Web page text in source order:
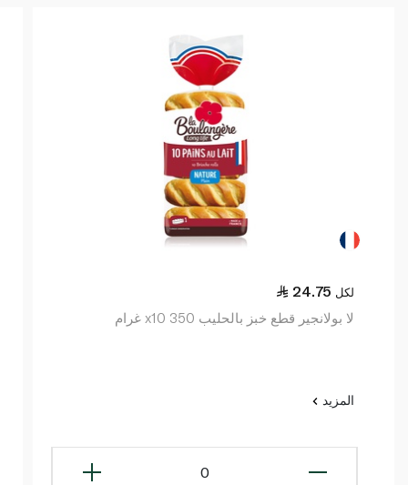
24.75 لكل
لا بولانجير قطع خبز بالحليب x10 350 غرام
المزيد
0